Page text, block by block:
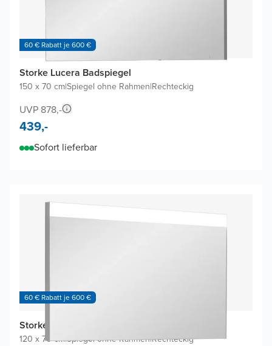
60 € Rabatt je 600 €
Storke Lucera Badspiegel
150 x 70 cm|Spiegel ohne Rahmen|Rechteckig
UVP 878,-
439,-
Sofort lieferbar
60 € Rabatt je 600 €
Storke Lucera Badspiegel
120 x 70 cm|Spiegel ohne Rahmen|Rechteckig